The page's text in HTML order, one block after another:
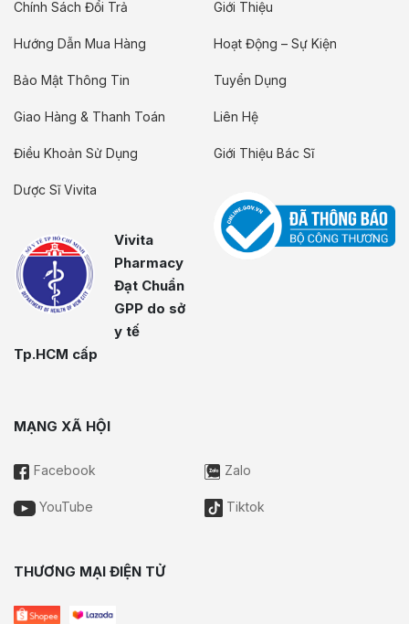
Chính Sách Đổi Trả
Hướng Dẫn Mua Hàng
Bảo Mật Thông Tin
Giao Hàng & Thanh Toán
Điều Khoản Sử Dụng
Dược Sĩ Vivita
Vivita
Pharmacy
Đạt Chuẩn
GPP do sở
y tế
Tp.HCM cấp
Giới Thiệu
Hoạt Động – Sự Kiện
Tuyển Dụng
Liên Hệ
Giới Thiệu Bác Sĩ
MẠNG XÃ HỘI
Facebook Zalo
YouTube Tiktok
THƯƠNG MẠI ĐIỆN TỬ